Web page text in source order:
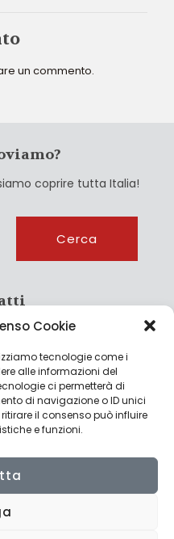
Cookie
tecnologie come i
alle informazioni del
ci permetterà di
di navigazione o ID unici
il consenso può influire
e funzioni.
un commento.
coprire tutta Italia!
Cerca